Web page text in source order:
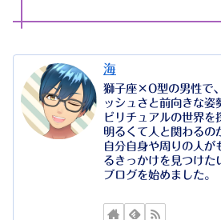
海
獅子座×O型の男性で
ッシュさと前向きな姿
ピリチュアルの世界を
明るくて人と関わるの
自分自身や周りの人が
るきっかけを見つけた
ブログを始めました。